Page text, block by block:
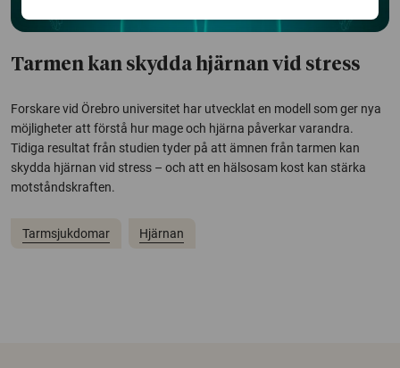
Tarmen kan skydda hjärnan vid stress
Forskare vid Örebro universitet har utvecklat en modell som ger nya
möjligheter att förstå hur mage och hjärna påverkar varandra.
Tidiga resultat från studien tyder på att ämnen från tarmen kan
skydda hjärnan vid stress – och att en hälsosam kost kan stärka
motståndskraften.
Tarmsjukdomar Hjärnan